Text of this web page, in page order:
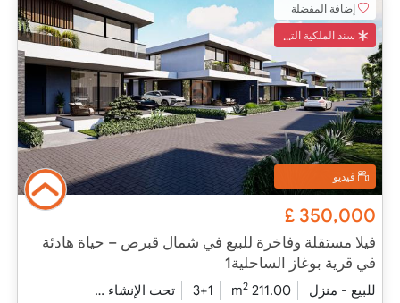
إضافة المفضلة
سند الملكية التركي
فيديو
350,000
£
فيلا مستقلة وفاخرة للبيع في شمال قبرص – حياة هادئة
في قرية بوغاز الساحلية1
للبيع - منزل 211.00 m
2
3+1 تحت الإنشاء